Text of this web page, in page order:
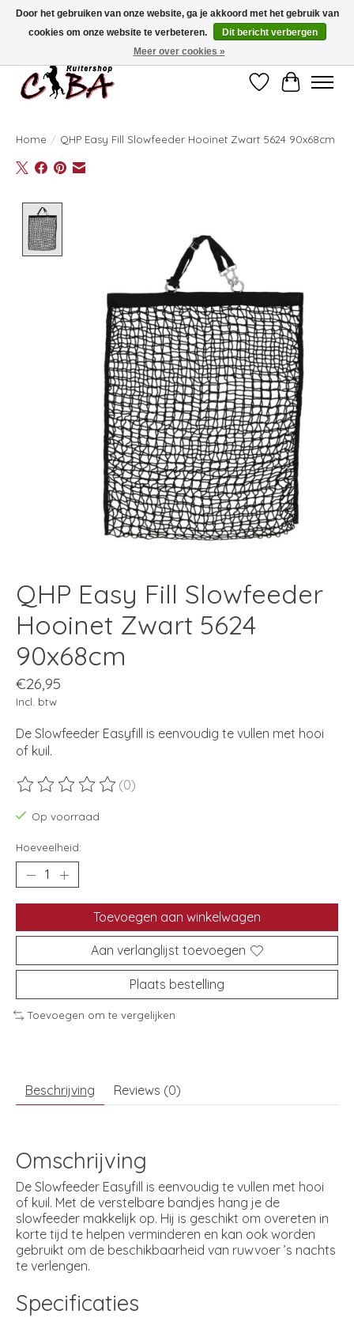
Bij vragen kan u ons contacteren op het nummer 011/60.67.34 ofciba@skynet.be
Ambachtstraat 22 A, 3530 Helchteren
Verlanglijst
Home / QHP Easy Fill Slowfeeder Hooinet Zwart 5624 90x68cm
QHP Easy Fill Slowfeeder
Hooinet Zwart 5624
90x68cm
€26,95
Incl. btw
De Slowfeeder Easyfill is eenvoudig te vullen met hooi
of kuil.
De beoordeling van dit product is
(0)
Op voorraad
Hoeveelheid:
Toevoegen aan winkelwagen
Aan verlanglijst toevoegen
Plaats bestelling
Toevoegen om te vergelijken
Beschrijving Reviews (0)
Omschrijving
De Slowfeeder Easyfill is eenvoudig te vullen met hooi
of kuil. Met de verstelbare bandjes hang je de
slowfeeder makkelijk op. Hij is geschikt om overeten in
korte tijd te helpen verminderen en kan ook worden
gebruikt om de beschikbaarheid van ruwvoer ’s nachts
te verlengen.
Specificaties
Door het gebruiken van onze website, ga je akkoord met het gebruik van
cookies om onze website te verbeteren.
Dit bericht verbergen
Meer over cookies »